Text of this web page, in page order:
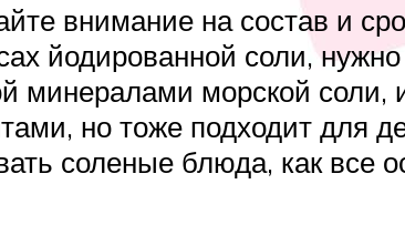
внимание на состав и
йодированной соли,
минералами морской
но тоже подходит для
соленые блюда, как все